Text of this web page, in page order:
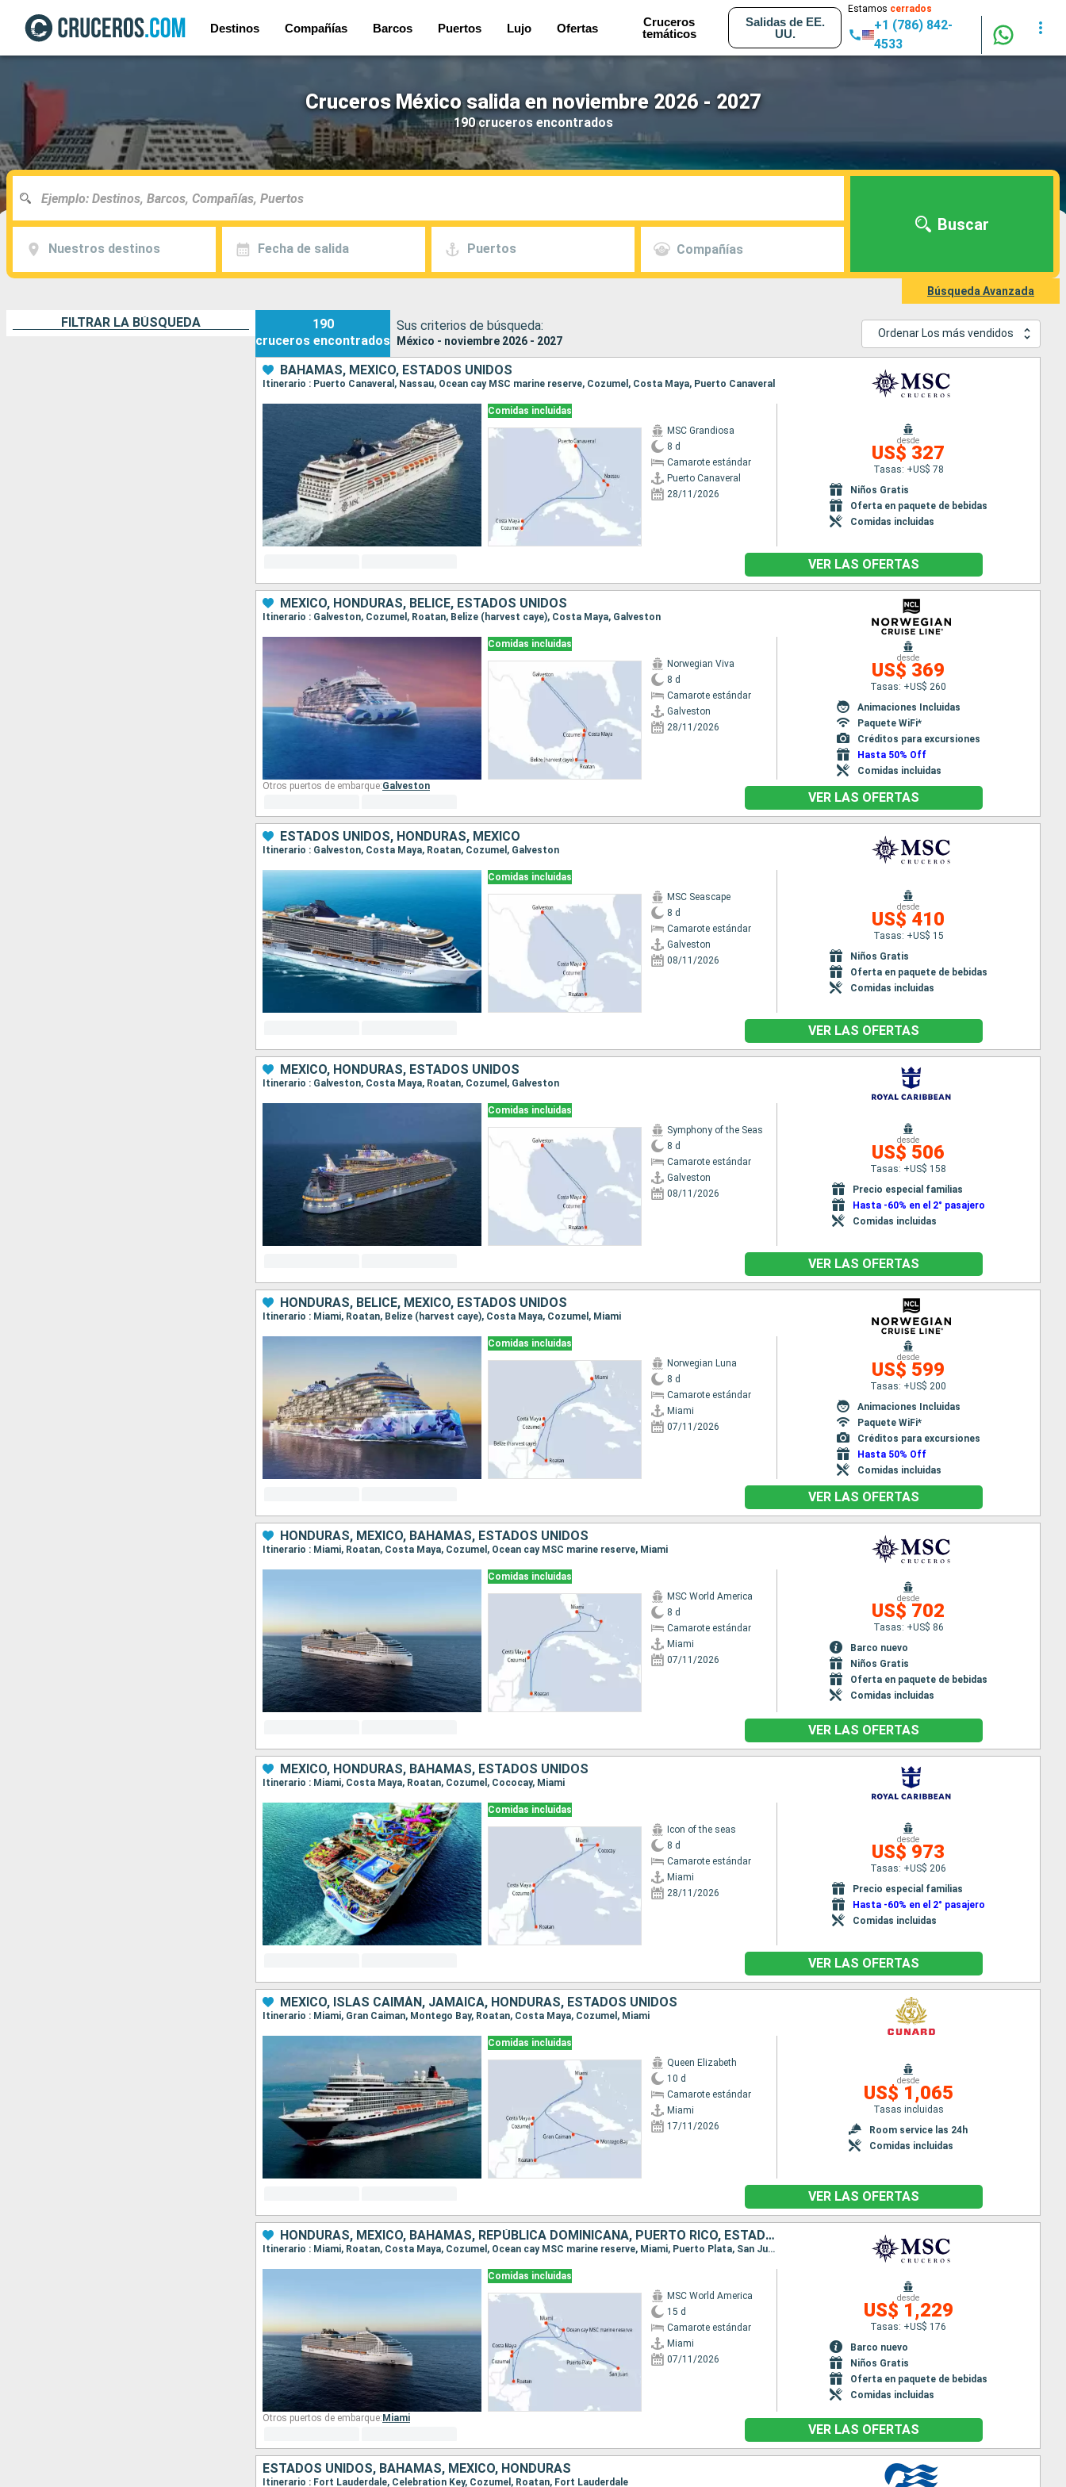
Destinos Compañías Barcos Puertos Lujo Ofertas
Cruceros
temáticos
Salidas de EE.
UU.
Estamos cerrados
+1 (786) 842-
4533
Cruceros México salida en noviembre 2026 - 2027
190 cruceros encontrados
Nuestros destinos Fecha de salida Puertos Compañías
Buscar
Búsqueda Avanzada
FILTRAR LA BÚSQUEDA
190
cruceros encontrados
Sus criterios de búsqueda:
México - noviembre 2026 - 2027
Ordenar Los más vendidos
BAHAMAS, MÉXICO, ESTADOS UNIDOS
Itinerario : Puerto Canaveral, Nassau, Ocean cay MSC marine reserve, Cozumel, Costa Maya, Puerto Canaveral
Comidas incluidas
MSC Grandiosa
8 d
Camarote estándar
Puerto Canaveral
28/11/2026
desde
US$ 327
Tasas: +US$ 78
Niños Gratis
Oferta en paquete de bebidas
Comidas incluidas
VER LAS OFERTAS
MÉXICO, HONDURAS, BELICE, ESTADOS UNIDOS
Itinerario : Galveston, Cozumel, Roatan, Belize (harvest caye), Costa Maya, Galveston
Comidas incluidas
Norwegian Viva
8 d
Camarote estándar
Galveston
28/11/2026
desde
US$ 369
Tasas: +US$ 260
Animaciones Incluidas
Paquete WiFi*
Créditos para excursiones
Hasta 50% Off
Comidas incluidas
Otros puertos de embarque:Galveston
VER LAS OFERTAS
ESTADOS UNIDOS, HONDURAS, MÉXICO
Itinerario : Galveston, Costa Maya, Roatan, Cozumel, Galveston
Comidas incluidas
MSC Seascape
8 d
Camarote estándar
Galveston
08/11/2026
desde
US$ 410
Tasas: +US$ 15
Niños Gratis
Oferta en paquete de bebidas
Comidas incluidas
VER LAS OFERTAS
MÉXICO, HONDURAS, ESTADOS UNIDOS
Itinerario : Galveston, Costa Maya, Roatan, Cozumel, Galveston
Comidas incluidas
Symphony of the Seas
8 d
Camarote estándar
Galveston
08/11/2026
desde
US$ 506
Tasas: +US$ 158
Precio especial familias
Hasta -60% en el 2° pasajero
Comidas incluidas
VER LAS OFERTAS
HONDURAS, BELICE, MÉXICO, ESTADOS UNIDOS
Itinerario : Miami, Roatan, Belize (harvest caye), Costa Maya, Cozumel, Miami
Comidas incluidas
Norwegian Luna
8 d
Camarote estándar
Miami
07/11/2026
desde
US$ 599
Tasas: +US$ 200
Animaciones Incluidas
Paquete WiFi*
Créditos para excursiones
Hasta 50% Off
Comidas incluidas
VER LAS OFERTAS
HONDURAS, MÉXICO, BAHAMAS, ESTADOS UNIDOS
Itinerario : Miami, Roatan, Costa Maya, Cozumel, Ocean cay MSC marine reserve, Miami
Comidas incluidas
MSC World America
8 d
Camarote estándar
Miami
07/11/2026
desde
US$ 702
Tasas: +US$ 86
Barco nuevo
Niños Gratis
Oferta en paquete de bebidas
Comidas incluidas
VER LAS OFERTAS
MÉXICO, HONDURAS, BAHAMAS, ESTADOS UNIDOS
Itinerario : Miami, Costa Maya, Roatan, Cozumel, Cococay, Miami
Comidas incluidas
Icon of the seas
8 d
Camarote estándar
Miami
28/11/2026
desde
US$ 973
Tasas: +US$ 206
Precio especial familias
Hasta -60% en el 2° pasajero
Comidas incluidas
VER LAS OFERTAS
MÉXICO, ISLAS CAIMÁN, JAMAICA, HONDURAS, ESTADOS UNIDOS
Itinerario : Miami, Gran Caiman, Montego Bay, Roatan, Costa Maya, Cozumel, Miami
Comidas incluidas
Queen Elizabeth
10 d
Camarote estándar
Miami
17/11/2026
desde
US$ 1,065
Tasas incluidas
Room service las 24h
Comidas incluidas
VER LAS OFERTAS
HONDURAS, MÉXICO, BAHAMAS, REPÚBLICA DOMINICANA, PUERTO RICO, ESTADOS UNIDOS
Itinerario : Miami, Roatan, Costa Maya, Cozumel, Ocean cay MSC marine reserve, Miami, Puerto Plata, San Juan, Ocean cay MSC marine reserve, Miami
Comidas incluidas
MSC World America
15 d
Camarote estándar
Miami
07/11/2026
desde
US$ 1,229
Tasas: +US$ 176
Barco nuevo
Niños Gratis
Oferta en paquete de bebidas
Comidas incluidas
Otros puertos de embarque: Miami
VER LAS OFERTAS
ESTADOS UNIDOS, BAHAMAS, MÉXICO, HONDURAS
Itinerario : Fort Lauderdale, Celebration Key, Cozumel, Roatan, Fort Lauderdale